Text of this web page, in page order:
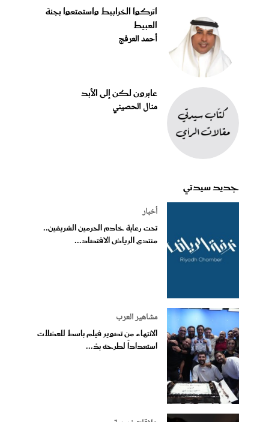
اتركوا الخرابيط واستمتعوا بجنة
العبيط
أحمد العرفج
عابرون لكن إلى الأبد
منال الحصيني
جديد سيدتي
أخبار
تحت رعاية خادم الحرمين الشريفين..
منتدى الرياض الاقتصاد...
مشاهير العرب
الانتهاء من تصوير فيلم باسط للعضلات
استعداداً لطرحه بدُ...